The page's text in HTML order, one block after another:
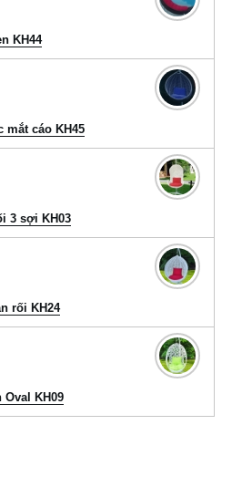
KH44
cáo KH45
3 sợi KH03
rối KH24
KH09